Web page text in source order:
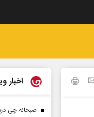
اخبار